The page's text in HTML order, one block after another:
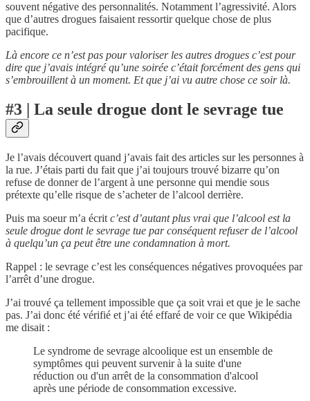
souvent négative des personnalités. Notamment l’agressivité. Alors
que d’autres drogues faisaient ressortir quelque chose de plus
pacifique.
Là encore ce n’est pas pour valoriser les autres drogues c’est pour
dire que j’avais intégré qu’une soirée c’était forcément des gens qui
s’embrouillent à un moment. Et que j’ai vu autre chose ce soir là.
#3 | La seule drogue dont le sevrage tue
Je l’avais découvert quand j’avais fait des articles sur les personnes à
la rue. J’étais parti du fait que j’ai toujours trouvé bizarre qu’on
refuse de donner de l’argent à une personne qui mendie sous
prétexte qu’elle risque de s’acheter de l’alcool derrière.
Puis ma soeur m’a écrit c’est d’autant plus vrai que l’alcool est la
seule drogue dont le sevrage tue par conséquent refuser de l’alcool
à quelqu’un ça peut être une condamnation à mort.
Rappel : le sevrage c’est les conséquences négatives provoquées par
l’arrêt d’une drogue.
J’ai trouvé ça tellement impossible que ça soit vrai et que je le sache
pas. J’ai donc été vérifié et j’ai été effaré de voir ce que Wikipédia
me disait :
Le syndrome de sevrage alcoolique est un ensemble de
symptômes qui peuvent survenir à la suite d'une
réduction ou d'un arrêt de la consommation d'alcool
après une période de consommation excessive.